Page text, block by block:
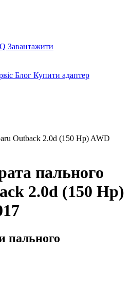
Завантажити
Блог Купити адаптер
Outback 2.0d (150 Hp) AWD
пального
2.0d (150 Hp)
пального